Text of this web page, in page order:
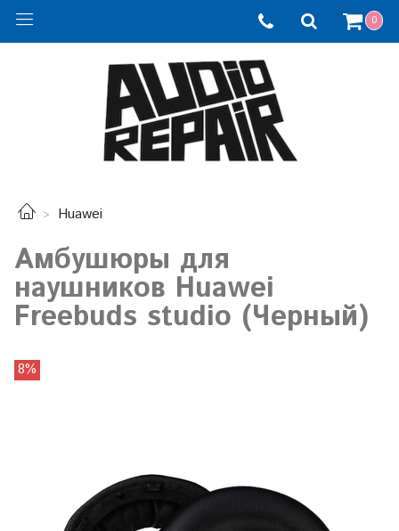
0
Huawei
Амбушюры для
наушников Huawei
Freebuds studio (Черный)
8%